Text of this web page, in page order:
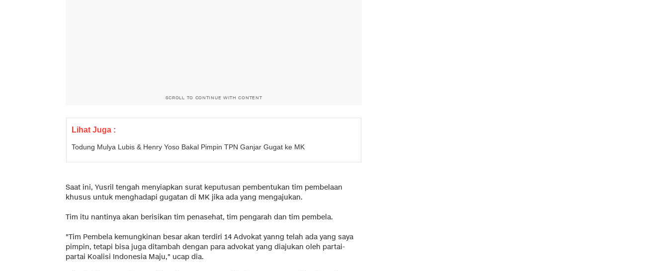
SCROLL TO CONTINUE WITH CONTENT
Lihat Juga :
Todung Mulya Lubis & Henry Yoso Bakal Pimpin TPN Ganjar Gugat ke MK
Saat ini, Yusril tengah menyiapkan surat keputusan pembentukan tim pembelaan
khusus untuk menghadapi gugatan di MK jika ada yang mengajukan.
Tim itu nantinya akan berisikan tim penasehat, tim pengarah dan tim pembela.
"Tim Pembela kemungkinan besar akan terdiri 14 Advokat yanng telah ada yang saya
pimpin, tetapi bisa juga ditambah dengan para advokat yang diajukan oleh partai-
partai Koalisi Indonesia Maju," ucap dia.